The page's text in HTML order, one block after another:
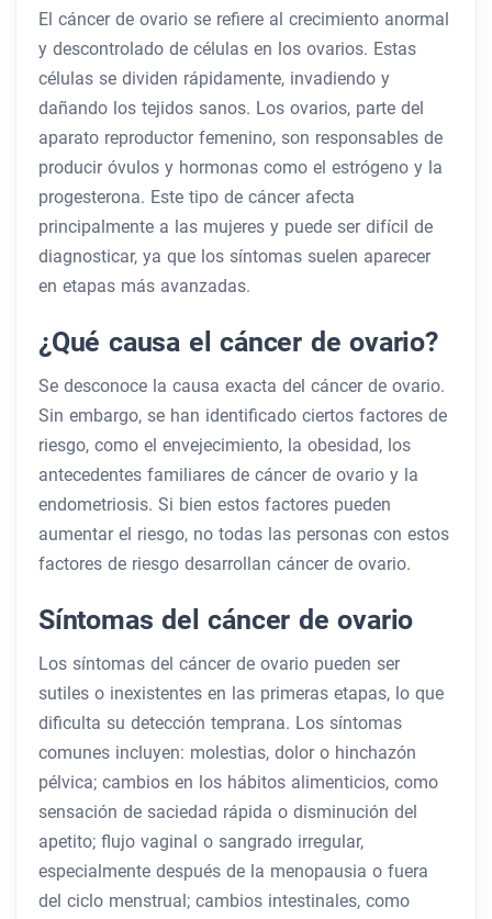
El cáncer de ovario se refiere al crecimiento anormal
y descontrolado de células en los ovarios. Estas
células se dividen rápidamente, invadiendo y
dañando los tejidos sanos. Los ovarios, parte del
aparato reproductor femenino, son responsables de
producir óvulos y hormonas como el estrógeno y la
progesterona. Este tipo de cáncer afecta
principalmente a las mujeres y puede ser difícil de
diagnosticar, ya que los síntomas suelen aparecer
en etapas más avanzadas.
¿Qué causa el cáncer de ovario?
Se desconoce la causa exacta del cáncer de ovario.
Sin embargo, se han identificado ciertos factores de
riesgo, como el envejecimiento, la obesidad, los
antecedentes familiares de cáncer de ovario y la
endometriosis. Si bien estos factores pueden
aumentar el riesgo, no todas las personas con estos
factores de riesgo desarrollan cáncer de ovario.
Síntomas del cáncer de ovario
Los síntomas del cáncer de ovario pueden ser
sutiles o inexistentes en las primeras etapas, lo que
dificulta su detección temprana. Los síntomas
comunes incluyen: molestias, dolor o hinchazón
pélvica; cambios en los hábitos alimenticios, como
sensación de saciedad rápida o disminución del
apetito; flujo vaginal o sangrado irregular,
especialmente después de la menopausia o fuera
del ciclo menstrual; cambios intestinales, como